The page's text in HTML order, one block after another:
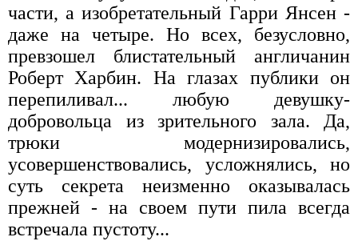
части, а изобретательный Гарри Янсен -
даже на четыре. Но всех, безусловно,
превзошел блистательный англичанин
Роберт Харбин. На глазах публики он
перепиливал... любую девушку-
добровольца из зрительного зала. Да,
трюки модернизировались,
усовершенствовались, усложнялись, но
суть секрета неизменно оказывалась
прежней - на своем пути пила всегда
встречала пустоту...